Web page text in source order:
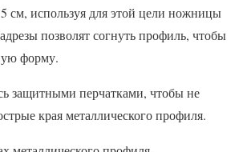
см, используя для этой цели ножницы
позволят согнуть профиль, чтобы
форму.
защитными перчатками, чтобы не
края металлического профиля.